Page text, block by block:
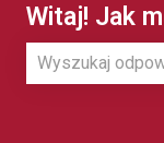
Witaj! Jak